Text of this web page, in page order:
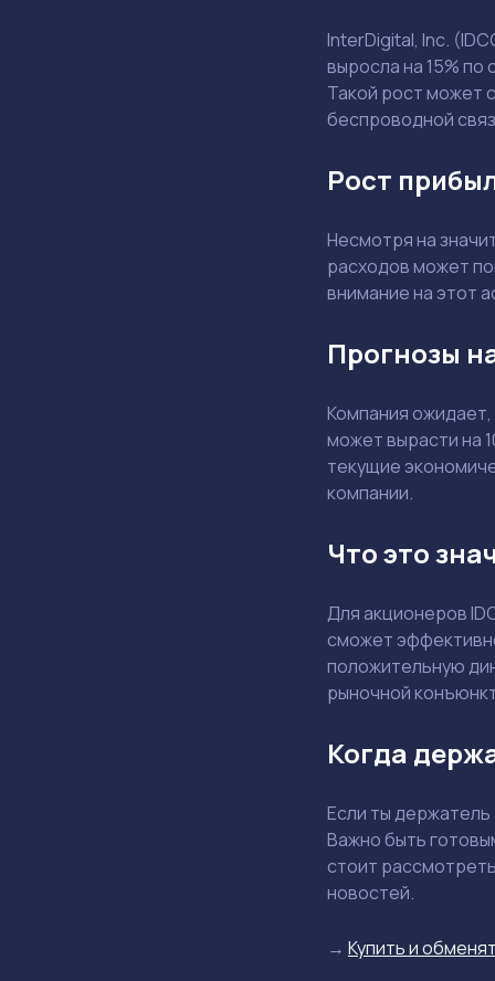
InterDigital, Inc.
выросла на 15%
Такой рост может
беспроводной
Рост
Несмотря на
расходов может
внимание на этот
Прогнозы
Компания
может вырасти на
текущие
компании.
Что это
Для акционеров
сможет
положительную
рыночной
Когда
Если ты
Важно быть
стоит
новостей.
→ Купить и